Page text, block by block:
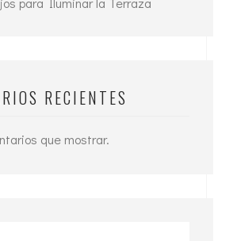
RECIENTES
que mostrar.